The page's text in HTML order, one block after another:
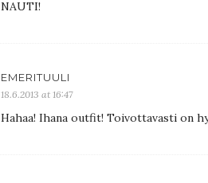
NAUTI!
EMERITUULI
18.6.2013 at 16:47
Hahaa! Ihana outfit! Toivottavasti on